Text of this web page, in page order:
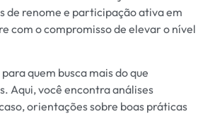
de renome e participação ativa em
com o compromisso de elevar o nível
quem busca mais do que
Aqui, você encontra análises
orientações sobre boas práticas